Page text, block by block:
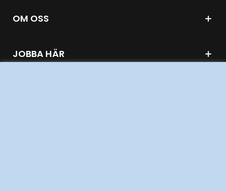
OM OSS
JOBBA HÄR